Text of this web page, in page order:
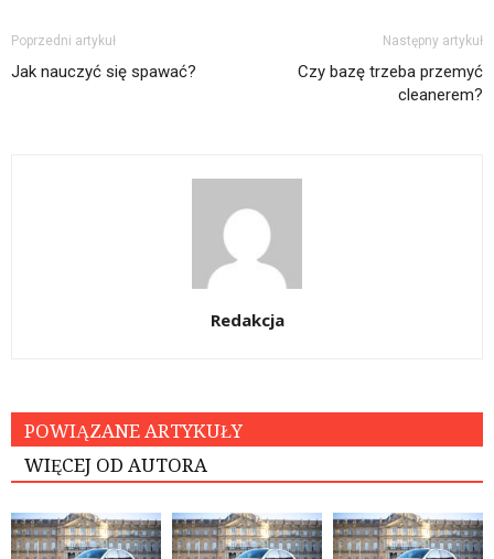
Poprzedni artykuł
Jak nauczyć się spawać?
Następny artykuł
Czy bazę trzeba przemyć
cleanerem?
Redakcja
POWIĄZANE ARTYKUŁY
WIĘCEJ OD AUTORA